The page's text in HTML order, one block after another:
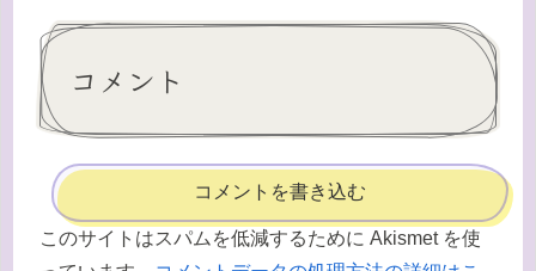
コメント
コメントを書き込む
このサイトはスパムを低減するために Akismet を使